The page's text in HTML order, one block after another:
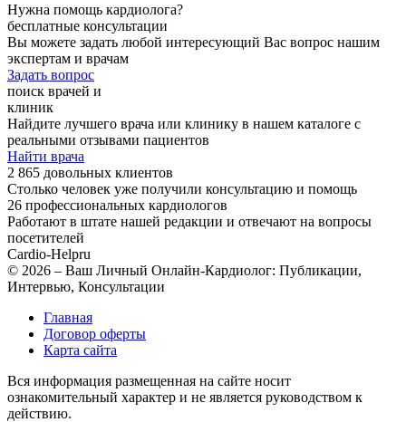
Нужна помощь кардиолога?
бесплатные консультации
Вы можете задать любой интересующий Вас вопрос нашим
экспертам и врачам
Задать вопрос
поиск врачей и
клиник
Найдите лучшего врача или клинику в нашем каталоге с
реальными отзывами пациентов
Найти врача
2 865 довольных клиентов
Столько человек уже получили консультацию и помощь
26 профессиональных кардиологов
Работают в штате нашей редакции и отвечают на вопросы
посетителей
Cardio-Helpru
© 2026 – Ваш Личный Онлайн-Кардиолог: Публикации,
Интервью, Консультации
Главная
Договор оферты
Карта сайта
Вся информация размещенная на сайте носит
ознакомительный характер и не является руководством к
действию.